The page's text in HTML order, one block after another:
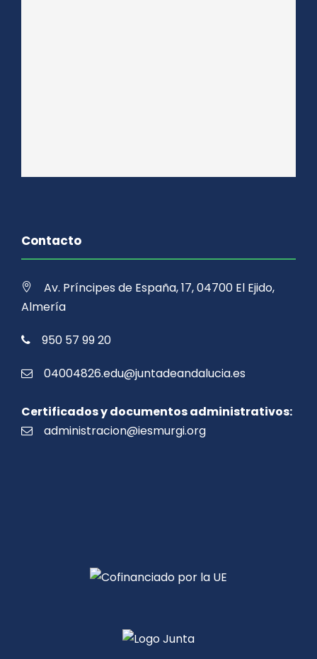
Contacto
Av. Príncipes de España, 17, 04700 El Ejido,
Almería
950 57 99 20
04004826.edu@juntadeandalucia.es
Certificados y documentos administrativos:
administracion@iesmurgi.org